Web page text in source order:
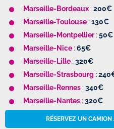
Marseille-Bordeaux : 200€
Marseille-Toulouse : 130€
Marseille-Montpellier : 50€
Marseille-Nice : 65€
Marseille-Lille : 320€
Marseille-Strasbourg :
Marseille-Rennes : 340€
Marseille-Nantes : 320€
RÉSERVEZ UN CAMION